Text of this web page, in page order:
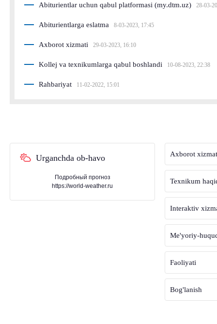
Abiturientlar uchun qabul platformasi (my.dtm.uz) 28-03-
Abiturientlarga eslatma 8-03-2023, 17:45
Axborot xizmati 29-03-2023, 16:10
Kollej va texnikumlarga qabul boshlandi 10-08-2023, 22:38
Rahbariyat 11-02-2022, 15:01
Urganchda ob-havo
Подробный прогноз
https://world-weather.ru
Axborot
Texnikum
Interaktiv
Me'yoriy-
Faoliyati
Bog'lanish